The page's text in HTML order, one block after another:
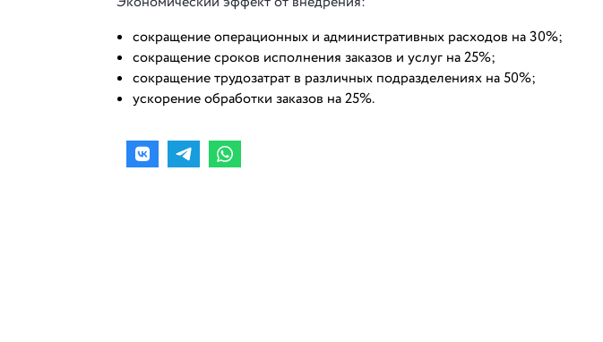
сокращение операционных и административных расходов на 30%;
сокращение сроков исполнения заказов и услуг на 25%;
сокращение трудозатрат в различных подразделениях на 50%;
ускорение обработки заказов на 25%.